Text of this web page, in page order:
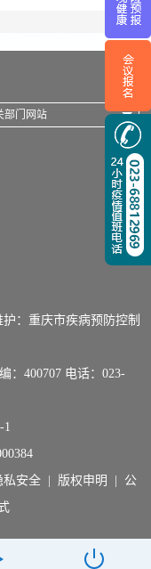
部门网站
：重庆市疾病预防控制
：400707 电话：023-
1
私安全 版权申明
公